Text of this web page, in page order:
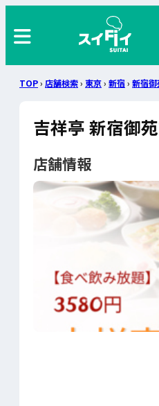
TOP› 店舗検索› 東京› 新宿 › 新宿御
吉祥亭 新宿御
店舗情報